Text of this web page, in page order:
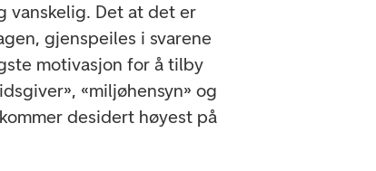
vanskelig. Det at det er
gjenspeiles i svarene
motivasjon for å tilby
«miljøhensyn» og
desidert høyest på